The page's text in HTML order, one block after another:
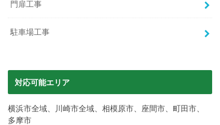
門扉工事
駐車場工事
対応可能エリア
横浜市全域、川崎市全域、相模原市、座間市、町田市、
多摩市